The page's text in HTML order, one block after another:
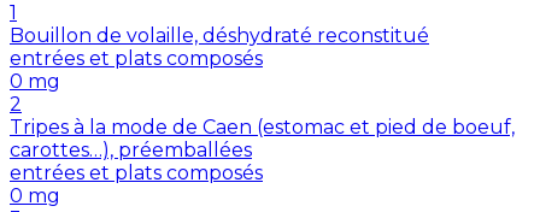
1
Bouillon de volaille, déshydraté reconstitué
entrées et plats composés
0 mg
2
Tripes à la mode de Caen (estomac et pied de boeuf,
carottes…), préemballées
entrées et plats composés
0 mg